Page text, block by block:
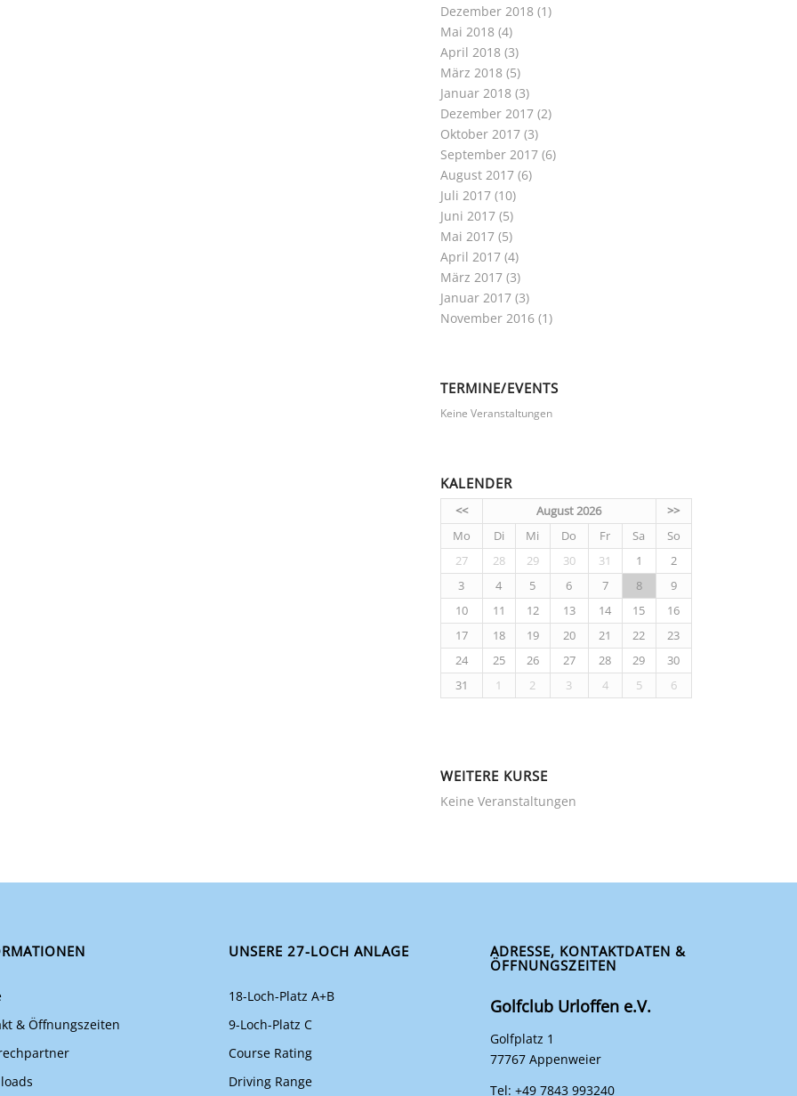
Dezember 2018(1)
Mai 2018(4)
April 2018(3)
März 2018(5)
Januar 2018(3)
Dezember 2017(2)
Oktober 2017(3)
September 2017(6)
August 2017(6)
Juli 2017(10)
Juni 2017(5)
Mai 2017(5)
April 2017(4)
März 2017(3)
Januar 2017(3)
November 2016(1)
TERMINE/EVENTS
Keine Veranstaltungen
KALENDER
<< August 2026
>>
Mo
Di Mi Do Fr Sa
So
27
28 29 30 31 1
2
3
4 5 6 7 8
9
10
11 12 13 14 15
16
17
18 19 20 21 22
23
24
25 26 27 28 29
30
31
1 2 3 4 5 6
WEITERE KURSE
Keine Veranstaltungen
& Öffnungszeiten
UNSERE 27-LOCH ANLAGE
18-Loch-Platz A+B
9-Loch-Platz C
Course Rating
Driving Range
ADRESSE, KONTAKTDATEN &
ÖFFNUNGSZEITEN
Golfclub Urloffen e.V.
Golfplatz 1
77767 Appenweier
Tel: +49 7843 993240